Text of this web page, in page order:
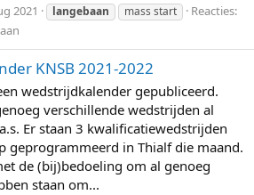
2021 langebaan mass start
Reacties:
KNSB 2021-2022
wedstrijdkalender gepubliceerd.
verschillende wedstrijden al
Er staan 3 kwalificatiewedstrijden
geprogrammeerd in Thialf die maand.
de (bij)bedoeling om al genoeg
staan om...